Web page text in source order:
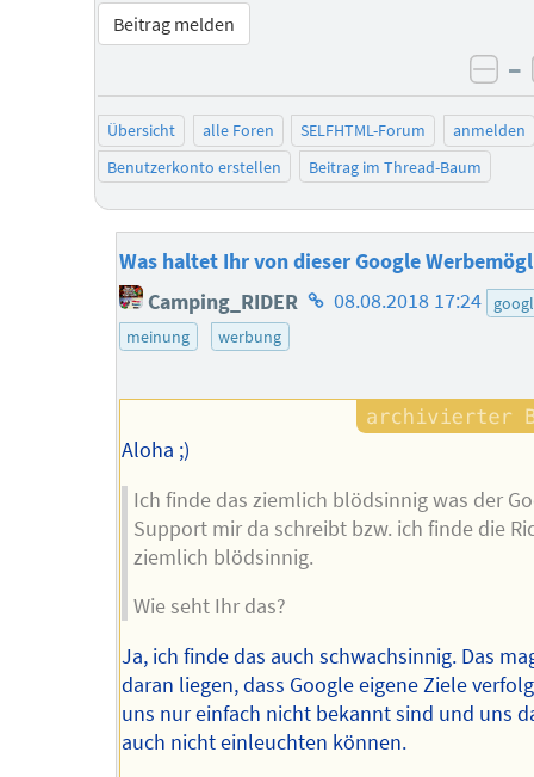
Beitrag melden
–
Übersicht alle Foren SELFHTML-Forum
anmelden
Benutzerkonto erstellen
Beitrag im Thread-Baum
Was haltet Ihr von dieser Google
Camping_RIDER Homepage
08.08.2018 17:24
meinung
werbung
Aloha ;)
Ich finde das ziemlich blödsinnig was der
Support mir da schreibt bzw. ich finde die
ziemlich blödsinnig.
Wie seht Ihr das?
Ja, ich finde das auch schwachsinnig. Das
daran liegen, dass Google eigene Ziele
uns nur einfach nicht bekannt sind und uns
auch nicht einleuchten können.